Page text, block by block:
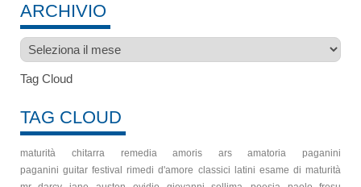
ARCHIVIO
Archivio
Tag Cloud
TAG CLOUD
maturità chitarra remedia amoris ars amatoria
paganini
paganini guitar festival rimedi d'amore classici latini esame di maturità